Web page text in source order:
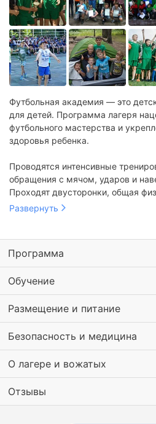
Футбольная академия — это
для детей. Программа лагеря
футбольного мастерства и
здоровья ребенка.
Проводятся интенсивные
обращения с мячом, ударов и
Проходят двусторонки, общая
плавание в бассейне. Также
Развернуть
Программа
Обучение
Размещение и питание
Безопасность и медицина
О лагере и вожатых
Отзывы